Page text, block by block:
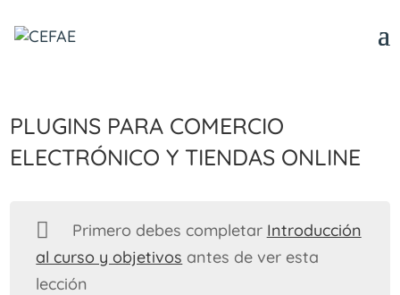
Plugins para comercio
electrónico y tiendas online
Primero debes completar Introducción
al curso y objetivos antes de ver esta
lección